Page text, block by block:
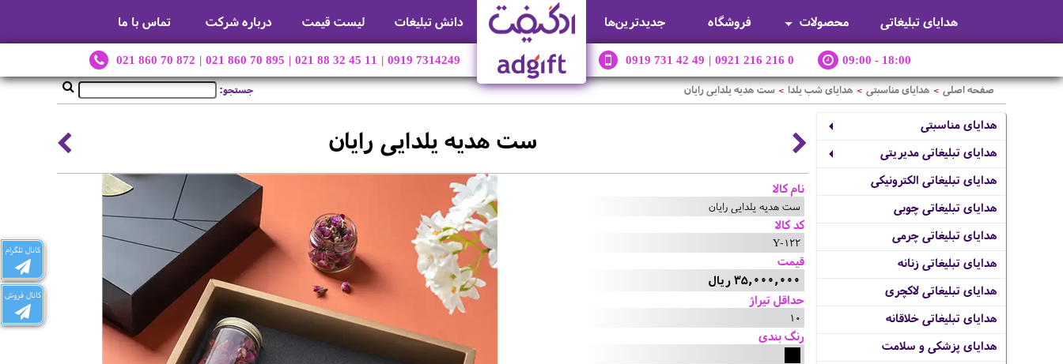
هدایای تبلیغاتی محصولات فروشگاه جديدترين‌ها دانش تبلیغات لیست قیمت درباره شرکت تماس با ما
021 860 70 872 | 021 860 70 895 | 021 88 32 45 11 | 0919 7314249 0919 731 42 49 | 0921 216 216 0 09:00 - 18:00
کانال تلگرام
کانال فروش
جستجو: صفحه اصلی > هدایای مناسبتی > هدایای شب یلدا > ست هدیه یلدایی رایان
هدایای مناسبتی
هدایای تبلیغاتی مدیریتی
هدایای تبلیغاتی الکترونیکی
هدایای تبلیغاتی چوبی
هدایای تبلیغاتی چرمی
هدایای تبلیغاتی زنانه
هدایای تبلیغاتی لاکچری
هدایای تبلیغاتی خلاقانه
هدایای پزشکی و سلامت
ست هدیه یلدایی رایان
نام کالا
ست هدیه یلدایی رایان
کد کالا
Y-122
قیمت
35,000,000 ریال
حداقل تیراژ
10
رنگ بندی